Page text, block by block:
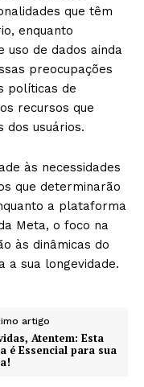
que têm
enquanto
uso de dados ainda
preocupações
políticas de
recursos que
dos usuários.
às necessidades
que determinarão
a plataforma
Meta, o foco na
às dinâmicas do
a sua longevidade.
artigo
Atentem: Esta
é Essencial para sua